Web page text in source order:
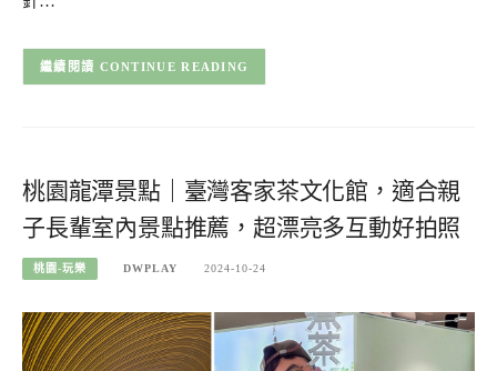
CONTINUE READING
桃園龍潭景點｜臺灣客家茶文化館，適合親
子長輩室內景點推薦，超漂亮多互動好拍照
桃園-玩樂 DWPLAY 2024-10-24